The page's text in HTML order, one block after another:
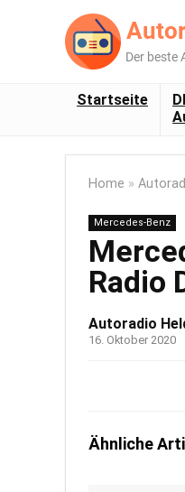
Startseite
Home »
Mercedes-Benz
Radio
Autoradio
16. Oktober 2020
Ähnliche